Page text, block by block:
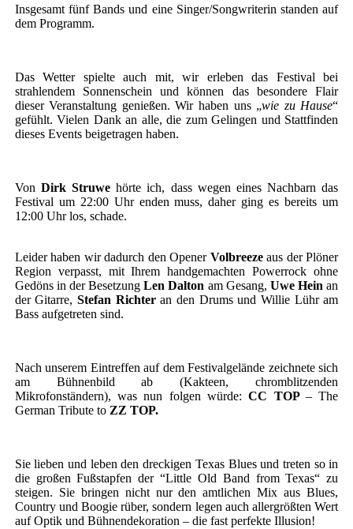
Insgesamt fünf Bands und eine Singer/Songwriterin standen auf
dem Programm.
Das Wetter spielte auch mit, wir erleben das Festival bei
strahlendem Sonnenschein und können das besondere Flair
dieser Veranstaltung genießen. Wir haben uns „wie zu Hause“
gefühlt. Vielen Dank an alle, die zum Gelingen und Stattfinden
dieses Events beigetragen haben.
Von Dirk Struwe hörte ich, dass wegen eines Nachbarn das
Festival um 22:00 Uhr enden muss, daher ging es bereits um
12:00 Uhr los, schade.
Leider haben wir dadurch den Opener Volbreezeaus der Plöner
Region verpasst, mit Ihrem handgemachten Powerrock ohne
Gedöns in der BesetzungLen Dalton am Gesang, Uwe Hein an
der Gitarre,Stefan Richteran den Drums und Willie Lühr am
Bass aufgetreten sind.
Nach unserem Eintreffen auf dem Festivalgelände zeichnete sich
am Bühnenbild ab (Kakteen, chromblitzenden
Mikrofonständern), was nun folgen würde:CC TOP – The
German Tribute to ZZ TOP.
Sie lieben und leben den dreckigen Texas Blues und treten so in
die großen Fußstapfen der “Little Old Band from Texas“ zu
steigen. Sie bringen nicht nur den amtlichen Mix aus Blues,
Country und Boogie rüber, sondern legen auch allergrößten Wert
auf Optik und Bühnendekoration – die fast perfekte Illusion!